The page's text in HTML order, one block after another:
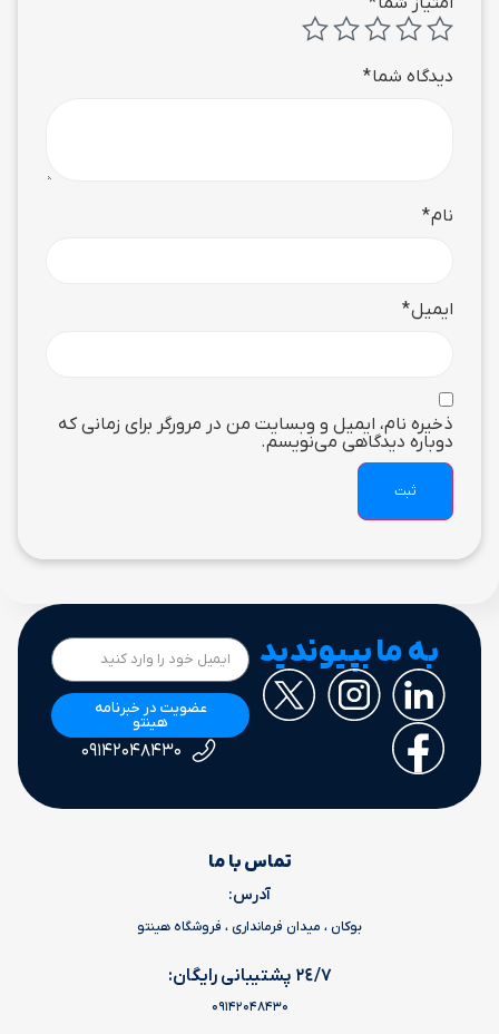
دیدگاه شما*
نام*
ایمیل*
ذخیره نام، ایمیل و وبسایت من در مرورگر برای زمانی که
دوباره دیدگاهی می‌نویسم.
به ما بپیوندید
عضویت در خبرنامه
هینتو
۰۹۱۴۲۰۴۸۴۳۰
تماس با ما
آدرس:
بوکان ، میدان فرمانداری ، فروشگاه هینتو
٢٤/٧ پشتیبانی رایگان:
09142048430